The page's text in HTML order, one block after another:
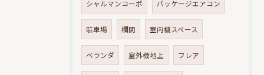
シャルマンコーポ パッケージエアコン
駐車場 欄間 室内機スペース
ベランダ 室外機地上 フレア